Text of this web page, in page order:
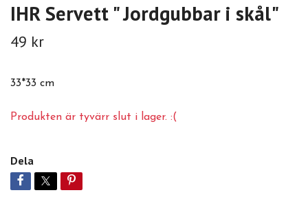
IHR Servett " Jordgubbar i skål"
49 kr
33*33 cm
Produkten är tyvärr slut i lager. :(
Dela